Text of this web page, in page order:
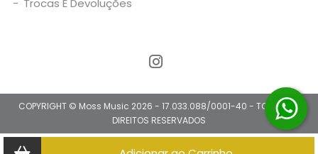
COPYRIGHT © Moss Music 2026 - 17.033.088/0001-40 - TODOS OS
DIREITOS RESERVADOS